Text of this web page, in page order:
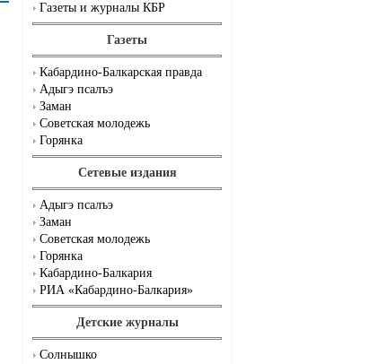
Газеты и журналы КБР
Газеты
Кабардино-Балкарская правда
Адыгэ псалъэ
Заман
Советская молодежь
Горянка
Сетевые издания
Адыгэ псалъэ
Заман
Советская молодежь
Горянка
Кабардино-Балкария
РИА «Кабардино-Балкария»
Детские журналы
Солнышко